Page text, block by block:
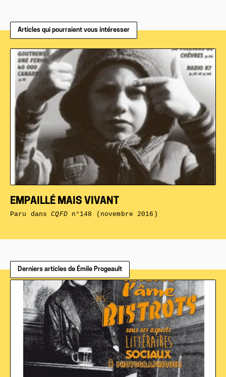
Articles qui pourraient vous intéresser
EMPAILLÉ MAIS VIVANT
Paru dansCQFDn°148 (novembre 2016)
Derniers articles de Émile Progeault